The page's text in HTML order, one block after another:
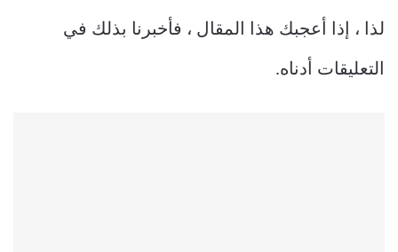
لذا ، إذا أعجبك هذا المقال ، فأخبرنا بذلك في
التعليقات أدناه.